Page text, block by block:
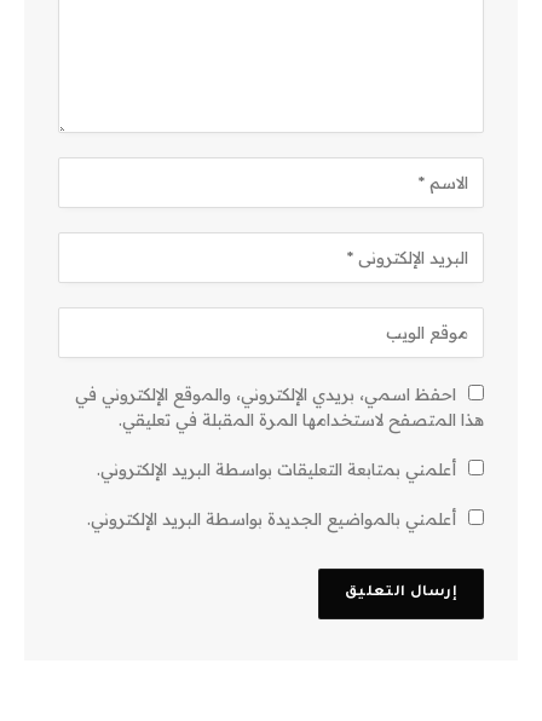
احفظ اسمي، بريدي الإلكتروني، والموقع الإلكتروني في
هذا المتصفح لاستخدامها المرة المقبلة في تعليقي.
أعلمني بمتابعة التعليقات بواسطة البريد الإلكتروني.
أعلمني بالمواضيع الجديدة بواسطة البريد الإلكتروني.